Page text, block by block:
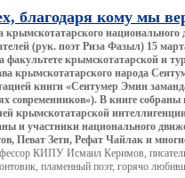
благодаря кому мы
крымскотатарского
(рук. поэт Риза Фазыл) 15
крымскотатарской и
крымскотатарского народа
книги «Сеитумер Эмин
современников»). В книге собраны
крымскотатарской
и участники национального
Певат Зети, Рефат Чайлак и
КИПУ Исмаил Керимов, писатель
пламенный поэт, горячо